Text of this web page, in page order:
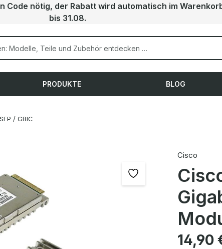
Code nötig, der Rabatt wird automatisch im
bis 31.08.
PRODUKTE BLOG
SFP / GBIC
Cisco
Regulärer
14,90